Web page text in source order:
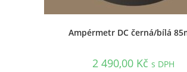
Ampérmetr DC černá/bílá
2 490,00 Kč s DPH